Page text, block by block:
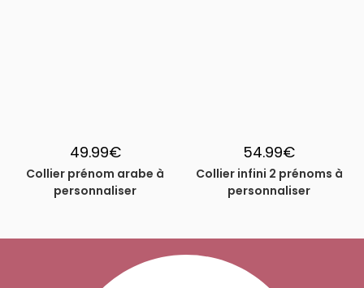
49.99€
Collier prénom arabe à
personnaliser
54.99€
Collier infini 2 prénoms à
personnaliser